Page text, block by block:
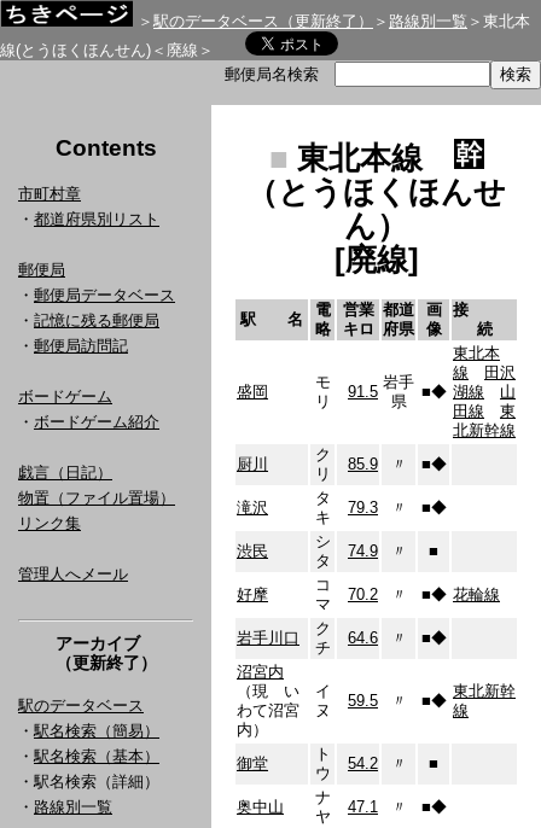
＞ 駅のデータベース（更新終了） ＞ 路線別一覧 ＞東北本
線(とうほくほんせん)＜廃線＞
郵便局名検索
Contents
市町村章
・ 都道府県別リスト
郵便局
・ 郵便局データベース
・ 記憶に残る郵便局
・ 郵便局訪問記
ボードゲーム
・ ボードゲーム紹介
戯言（日記）
物置（ファイル置場）
リンク集
管理人へメール
アーカイブ
（更新終了）
駅のデータベース
・ 駅名検索（簡易）
・ 駅名検索（基本）
・駅名検索（詳細）
・ 路線別一覧
■ 東北本線
（とうほくほんせ
ん）
[廃線]
駅 名
電
略
営業
キロ
都道
府県
画
像
接
続
盛岡
モ
リ
91.5
岩手
県
■◆
東北本
線
田沢
湖線
山
田線
東
北新幹線
厨川
ク
リ
85.9 〃 ■◆
滝沢
タ
キ
79.3 〃 ■◆
渋民
シ
タ
74.9 〃 ■
好摩
コ
マ
70.2 〃 ■◆ 花輪線
岩手川口
ク
チ
64.6 〃 ■◆
沼宮内
（現 い
わて沼宮
内）
イ
ヌ
59.5 〃 ■◆
東北新幹
線
御堂
ト
ウ
54.2 〃 ■
奥中山
ナ
ヤ
47.1 〃 ■◆